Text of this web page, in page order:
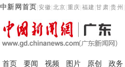
中新网首页 安徽 北京 重庆 福建 |甘肃 |贵州
首页 要闻 视频 图片 原创 政务